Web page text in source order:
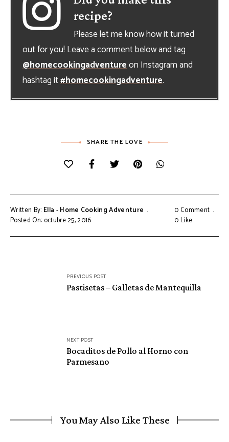
recipe?
Please let me know how it turned
out for you! Leave a comment below and tag
@homecookingadventureon Instagram and
hashtag it#homecookingadventure.
SHARE THE LOVE
Written By: Ella - Home Cooking Adventure
Posted On: octubre 25, 2016
0 Comment
0Like
PREVIOUS POST
Pastisetas – Galletas de Mantequilla
NEXT POST
Bocaditos de Pollo al Horno con
Parmesano
You May Also Like These